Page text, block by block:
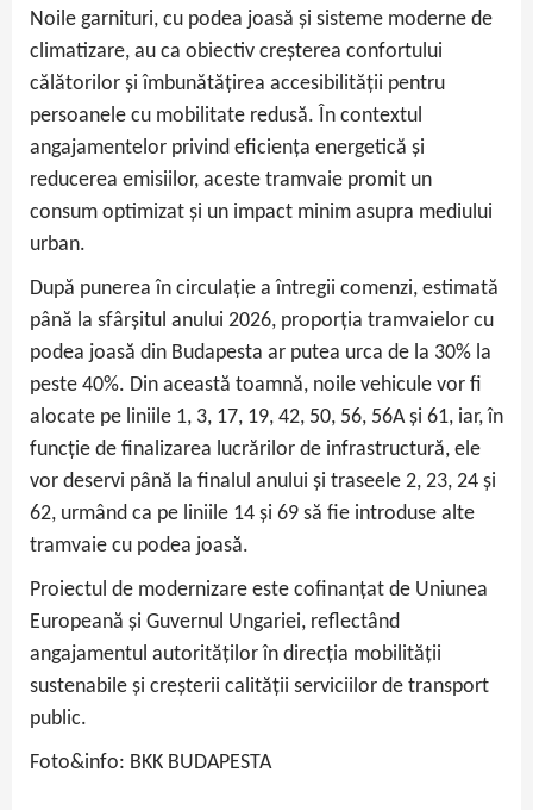
Noile garnituri, cu podea joasă și sisteme moderne de
climatizare, au ca obiectiv creșterea confortului
călătorilor și îmbunătățirea accesibilității pentru
persoanele cu mobilitate redusă. În contextul
angajamentelor privind eficiența energetică și
reducerea emisiilor, aceste tramvaie promit un
consum optimizat și un impact minim asupra mediului
urban.
După punerea în circulație a întregii comenzi, estimată
până la sfârșitul anului 2026, proporția tramvaielor cu
podea joasă din Budapesta ar putea urca de la 30% la
peste 40%. Din această toamnă, noile vehicule vor fi
alocate pe liniile 1, 3, 17, 19, 42, 50, 56, 56A şi 61, iar, în
funcţie de finalizarea lucrărilor de infrastructură, ele
vor deservi până la finalul anului și traseele 2, 23, 24 și
62, urmând ca pe liniile 14 și 69 să fie introduse alte
tramvaie cu podea joasă.
Proiectul de modernizare este cofinanțat de Uniunea
Europeană și Guvernul Ungariei, reflectând
angajamentul autorităților în direcţia mobilităţii
sustenabile şi creşterii calităţii serviciilor de transport
public.
Foto&info: BKK BUDAPESTA